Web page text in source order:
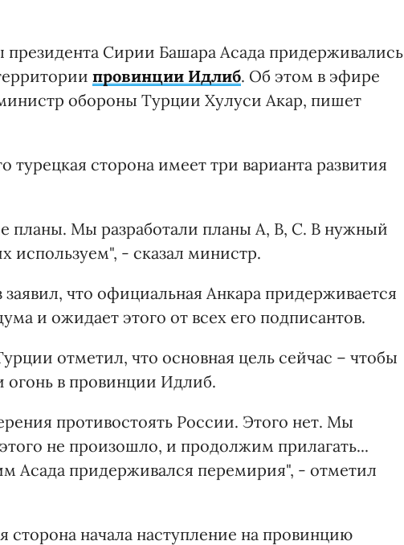
президента Сирии Башара Асада придерживались
провинции Идлиб. Об этом в эфире
обороны Турции Хулуси Акар, пишет
сторона имеет три варианта развития
планы. Мы разработали планы A, B, C. В нужный
- сказал министр.
что официальная Анкара придерживается
и ожидает этого от всех его подписантов.
отметил, что основная цель сейчас – чтобы
огонь в провинции Идлиб.
противостоять России. Этого нет. Мы
не произошло, и продолжим прилагать...
Асада придерживался перемирия", - отметил
сторона начала наступление на провинцию